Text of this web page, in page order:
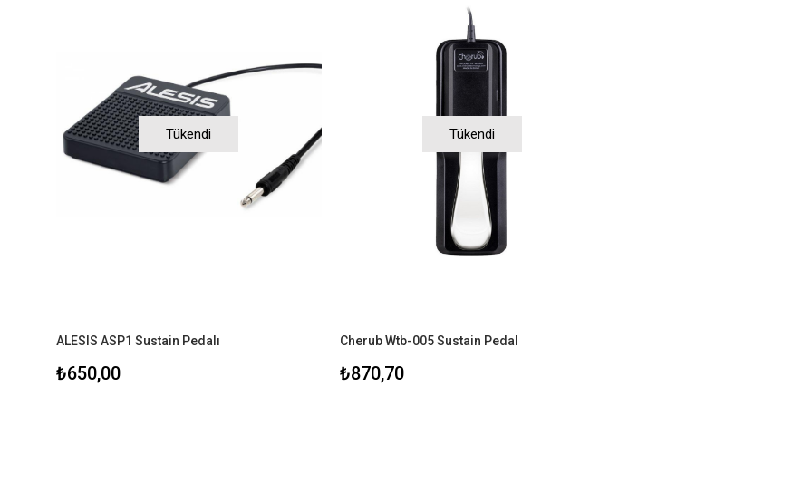
Tükendi
ALESIS ASP1 Sustain Pedalı
₺650,00
Tükendi
Cherub Wtb-005 Sustain Pedal
₺870,70